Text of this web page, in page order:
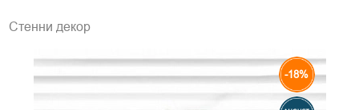
Стенни декор
-18%